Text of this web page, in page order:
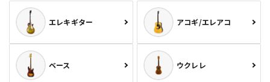
エレキギター アコギ/エレアコ
ベース ウクレレ